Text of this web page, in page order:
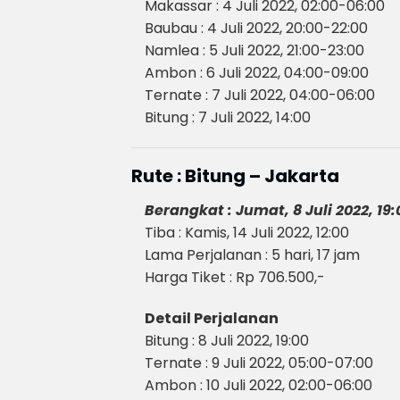
Makassar : 4 Juli 2022, 02:00-06:00
Baubau : 4 Juli 2022, 20:00-22:00
Namlea : 5 Juli 2022, 21:00-23:00
Ambon : 6 Juli 2022, 04:00-09:00
Ternate : 7 Juli 2022, 04:00-06:00
Bitung : 7 Juli 2022, 14:00
Rute : Bitung – Jakarta
Berangkat : Jumat, 8 Juli 2022,
Tiba : Kamis, 14 Juli 2022, 12:00
Lama Perjalanan : 5 hari, 17 jam
Harga Tiket : Rp 706.500,-
Detail Perjalanan
Bitung : 8 Juli 2022, 19:00
Ternate : 9 Juli 2022, 05:00-07:00
Ambon : 10 Juli 2022, 02:00-06:00